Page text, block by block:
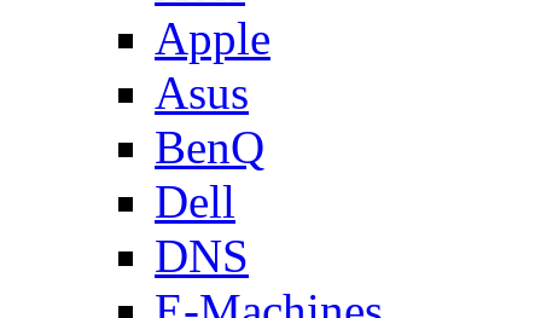
Apple
Asus
BenQ
Dell
DNS